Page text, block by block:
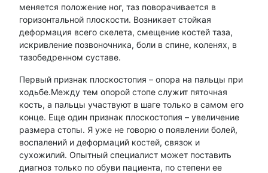
меняется положение ног, таз поворачивается в
горизонтальной плоскости. Возникает стойкая
деформация всего скелета, смещение костей таза,
искривление позвоночника, боли в спине, коленях, в
тазобедренном суставе.
Первый признак плоскостопия – опора на пальцы при
ходьбе.Между тем опорой стопе служит пяточная
кость, а пальцы участвуют в шаге только в самом его
конце. Еще один признак плоскостопия – увеличение
размера стопы. Я уже не говорю о появлении болей,
воспалений и деформаций костей, связок и
сухожилий. Опытный специалист может поставить
диагноз только по обуви пациента, по степени ее